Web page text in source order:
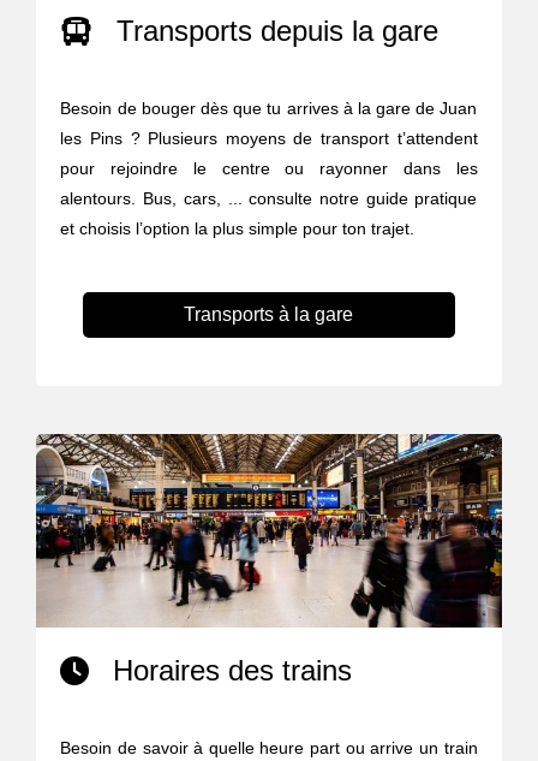
Transports depuis la gare
Besoin de bouger dès que tu arrives à la gare de Juan
les Pins ? Plusieurs moyens de transport t’attendent
pour rejoindre le centre ou rayonner dans les
alentours. Bus, cars, ... consulte notre guide pratique
et choisis l’option la plus simple pour ton trajet.
Transports à la gare
Horaires des trains
Besoin de savoir à quelle heure part ou arrive un train